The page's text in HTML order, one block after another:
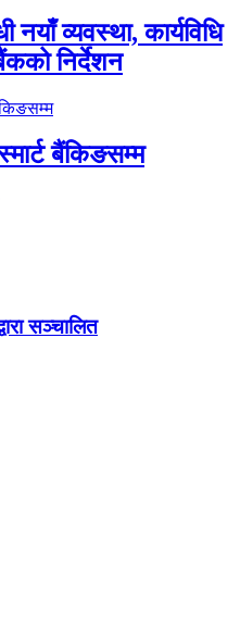
व्यवस्था, कार्यविधि
निर्देशन
बैंकिङसम्म
सञ्चालित